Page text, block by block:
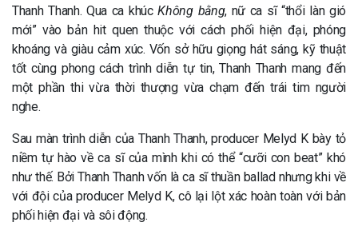
Thanh Thanh. Qua ca khúcKhông bằng, nữ ca sĩ “thổi làn gió
mới” vào bản hit quen thuộc với cách phối hiện đại, phóng
khoáng và giàu cảm xúc. Vốn sở hữu giọng hát sáng, kỹ thuật
tốt cùng phong cách trình diễn tự tin, Thanh Thanh mang đến
một phần thi vừa thời thượng vừa chạm đến trái tim người
nghe.
Sau màn trình diễn của Thanh Thanh, producer Melyd K bày tỏ
niềm tự hào về ca sĩ của mình khi có thể “cưỡi con beat” khó
như thế. Bởi Thanh Thanh vốn là ca sĩ thuần ballad nhưng khi về
với đội của producer Melyd K, cô lại lột xác hoàn toàn với bản
phối hiện đại và sôi động.